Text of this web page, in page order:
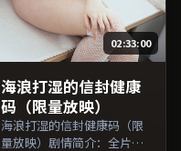
02:33:00
海浪打湿的信封健康
码（限量放映）
海浪打湿的信封健康码（限
量放映）剧情简介：全片在